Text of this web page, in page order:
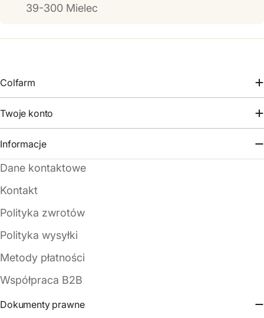
39-300 Mielec
Colfarm
Twoje konto
Informacje
Dane kontaktowe
Kontakt
Polityka zwrotów
Polityka wysyłki
Metody płatności
Współpraca B2B
Dokumenty prawne